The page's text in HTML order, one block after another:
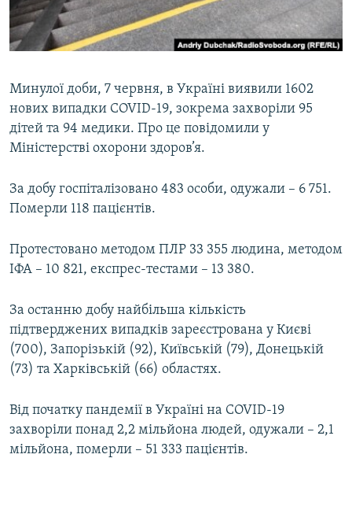
ВІДЕОУРОКИ «ELIFBE»
СВІДЧЕННЯ ОКУПАЦІЇ
ІНФОГРАФІКА
Русский
Qırımtatar
ДОЛУЧАЙСЯ!
Минулої доби, 7 червня, в Україні виявили 1602
нових випадки COVID-19, зокрема захворіли 95
дітей та 94 медики. Про це повідомили у
Міністерстві охорони здоров’я.
За добу госпіталізовано 483 особи, одужали – 6 751.
Померли 118 пацієнтів.
Протестовано методом ПЛР 33 355 людина, методом
ІФА – 10 821, експрес-тестами – 13 380.
За останню добу найбільша кількість
підтверджених випадків зареєстрована у Києві
(700), Запорізькій (92), Київській (79), Донецькій
(73) та Харківській (66) областях.
Від початку пандемії в Україні на COVID-19
захворіли понад 2,2 мільйона людей, одужали – 2,1
мільйона, померли – 51 333 пацієнтів.